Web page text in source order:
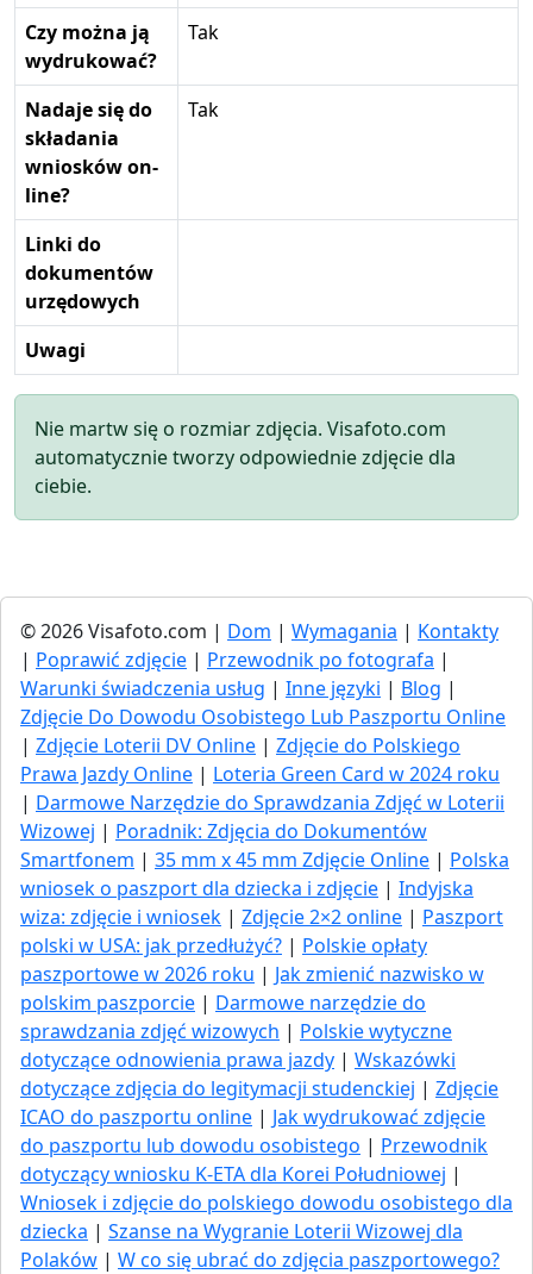
Czy można ją
wydrukować?
Tak
Nadaje się do
składania
wniosków on-
line?
Tak
Linki do
dokumentów
urzędowych
Uwagi
Nie martw się o rozmiar zdjęcia. Visafoto.com
automatycznie tworzy odpowiednie zdjęcie dla
ciebie.
© 2026 Visafoto.com | Dom | Wymagania | Kontakty
| Poprawić zdjęcie | Przewodnik po fotografa |
Warunki świadczenia usług | Inne języki | Blog |
Zdjęcie Do Dowodu Osobistego Lub Paszportu Online
| Zdjęcie Loterii DV Online | Zdjęcie do Polskiego
Prawa Jazdy Online | Loteria Green Card w 2024 roku
| Darmowe Narzędzie do Sprawdzania Zdjęć w Loterii
Wizowej | Poradnik: Zdjęcia do Dokumentów
Smartfonem | 35 mm x 45 mm Zdjęcie Online | Polska
wniosek o paszport dla dziecka i zdjęcie | Indyjska
wiza: zdjęcie i wniosek | Zdjęcie 2×2 online | Paszport
polski w USA: jak przedłużyć​? | Polskie opłaty
paszportowe w 2026 roku | Jak zmienić nazwisko w
polskim paszporcie | Darmowe narzędzie do
sprawdzania zdjęć wizowych | Polskie wytyczne
dotyczące odnowienia prawa jazdy | Wskazówki
dotyczące zdjęcia do legitymacji studenckiej | Zdjęcie
ICAO do paszportu online | Jak wydrukować zdjęcie
do paszportu lub dowodu osobistego | Przewodnik
dotyczący wniosku K-ETA dla Korei Południowej |
Wniosek i zdjęcie do polskiego dowodu osobistego dla
dziecka | Szanse na Wygranie Loterii Wizowej dla
Polaków | W co się ubrać do zdjęcia paszportowego?